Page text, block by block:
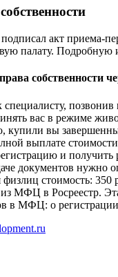
акт приема-
палату.
собственности
специалисту,
вас в режиме
купили вы
выплате
и
документов нужно
стоимость:
МФЦ в Росреестр.
в МФЦ: о регистрации